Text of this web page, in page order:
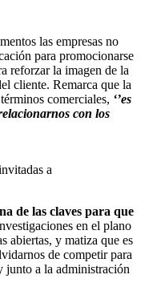
las empresas no
para promocionarse
reforzar la imagen de la
cliente. Remarca que la
comerciales, ‘’es
con los
a
de las claves para que
en el plano
abiertas, y matiza que es
de competir para
junto a la administración